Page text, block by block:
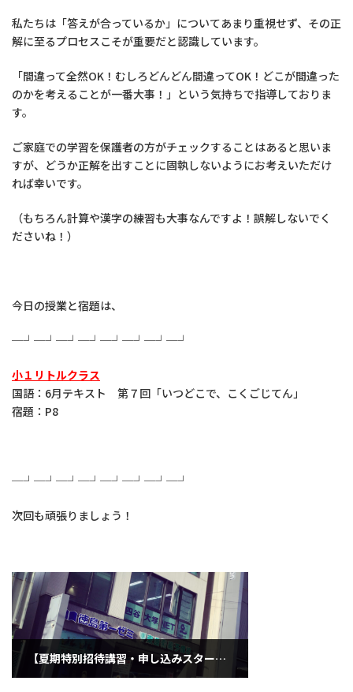
私たちは「答えが合っているか」についてあまり重視せず、その正
解に至るプロセスこそが重要だと認識しています。
「間違って全然OK！むしろどんどん間違ってOK！どこが間違った
のかを考えることが一番大事！」という気持ちで指導しておりま
す。
ご家庭での学習を保護者の方がチェックすることはあると思いま
すが、どうか正解を出すことに固執しないようにお考えいただけ
れば幸いです。
（もちろん計算や漢字の練習も大事なんですよ！誤解しないでく
ださいね！）
今日の授業と宿題は、
─┘─┘─┘─┘─┘─┘─┘─┘
小１リトルクラス
国語：6月テキスト 第７回「いつどこで、こくごじてん」
宿題：P8
─┘─┘─┘─┘─┘─┘─┘─┘
次回も頑張りましょう！
【夏期特別招待講習・申し込みスタート！！】オススメ4-1 2020.6.9